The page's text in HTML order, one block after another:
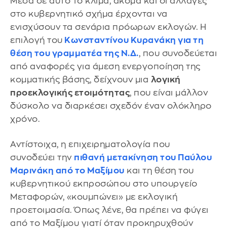
στο κυβερνητικό σχήμα έρχονται να
ενισχύσουν τα σενάρια πρόωρων εκλογών. Η
επιλογή του Κωνσταντίνου Κυρανάκη για τη
θέση του γραμματέα της Ν.Δ., που συνοδεύεται
από αναφορές για άμεση ενεργοποίηση της
κομματικής βάσης, δείχνουν μια λογική
προεκλογικής ετοιμότητας, που είναι μάλλον
δύσκολο να διαρκέσει σχεδόν έναν ολόκληρο
χρόνο.
Αντίστοιχα, η επιχειρηματολογία που
συνοδεύει την πιθανή μετακίνηση του Παύλου
Μαρινάκη από το Μαξίμου και τη θέση του
κυβερνητικού εκπροσώπου στο υπουργείο
Μεταφορών, «κουμπώνει» με εκλογική
προετοιμασία. Όπως λένε, θα πρέπει να φύγει
από το Μαξίμου γιατί όταν προκηρυχθούν